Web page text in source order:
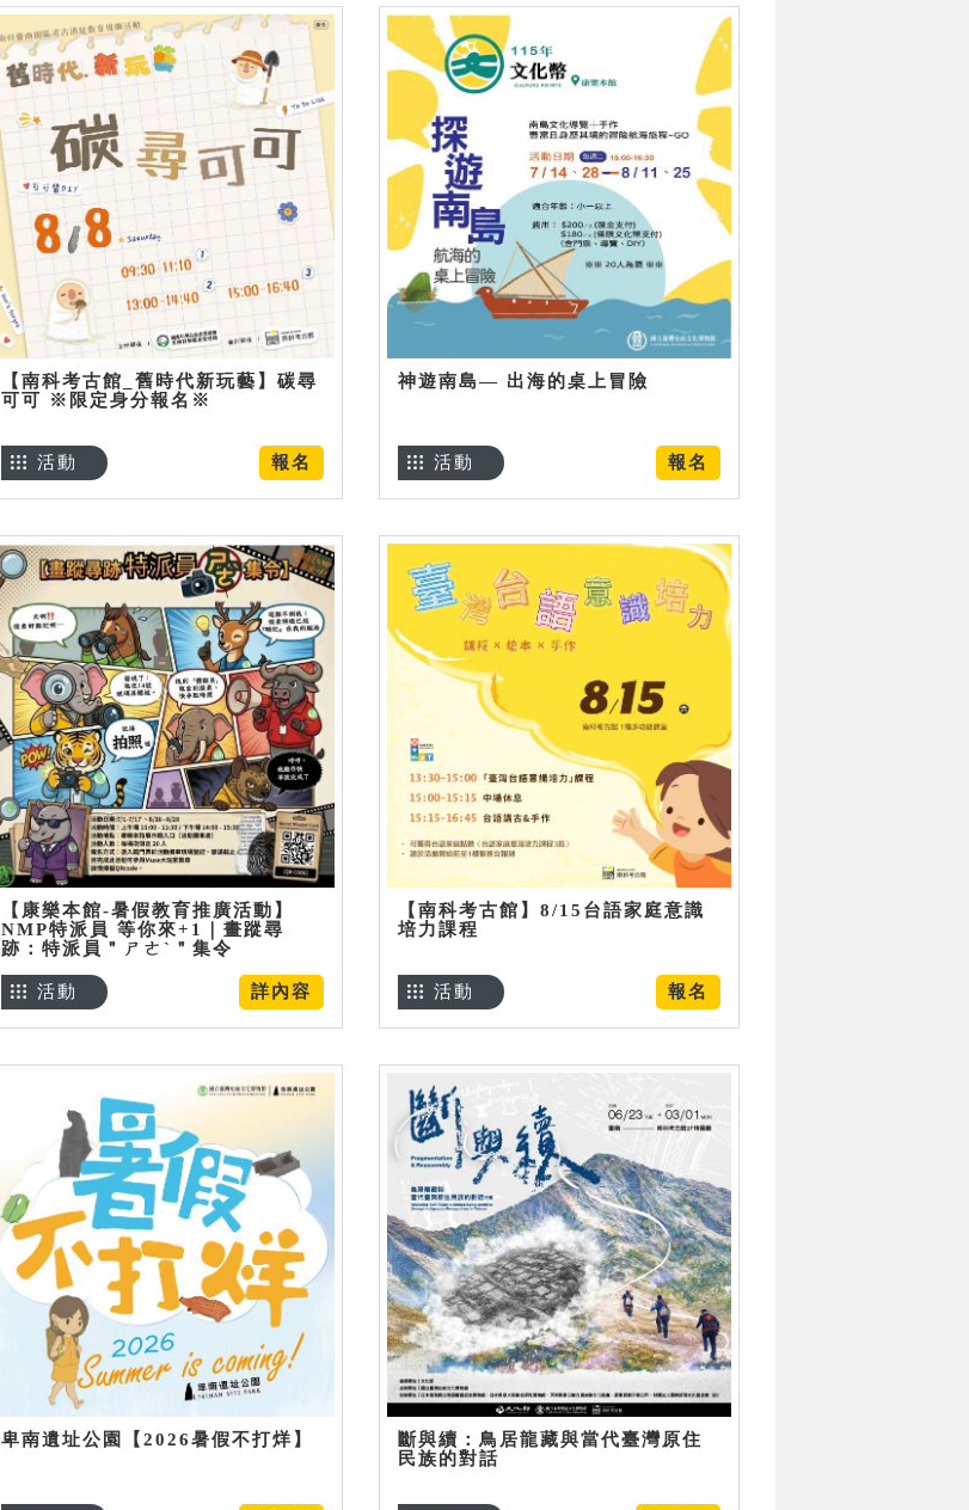
【南科考古館_舊時代新玩藝】碳尋
可可 ※限定身分報名※
報名
活動
神遊南島— 出海的桌上冒險
報名
活動
【康樂本館-暑假教育推廣活動】
NMP特派員 等你來+1｜畫蹤尋
跡：特派員＂ㄕㄜˋ＂集令
詳內容
活動
【南科考古館】8/15台語家庭意識
培力課程
報名
活動
卑南遺址公園【2026暑假不打烊】
斷與續：鳥居龍藏與當代臺灣原住
民族的對話